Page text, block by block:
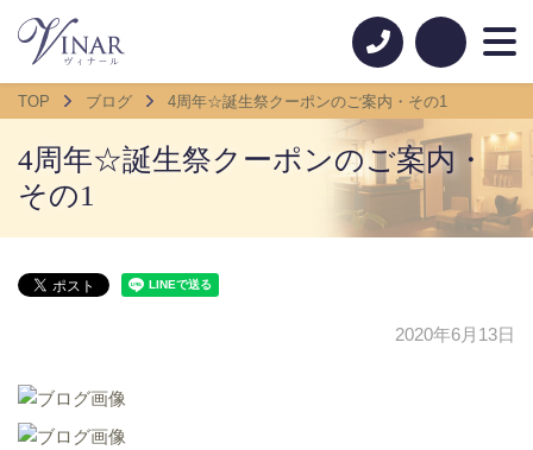
TOP ブログ 4周年☆誕生祭クーポンのご案内・その1
4周年☆誕生祭クーポンのご案内・
その1
2020年6月13日